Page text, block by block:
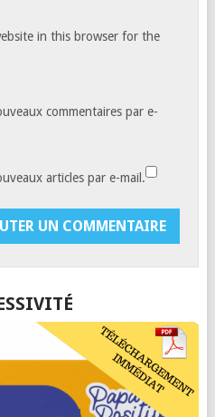
in this browser for the
commentaires par e-
articles par e-mail.